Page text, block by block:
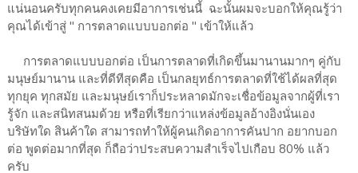
แน่นอนครับทุกคนคงเคยมีอาการเช่นนี้ ฉะนั้นผมจะบอกให้คุณรู้ว่า
คุณได้เข้าสู่ " การตลาดแบบบอกต่อ " เข้าให้แล้ว
การตลาดแบบบอกต่อ เป็นการตลาดที่เกิดขึ้นมานานมากๆ คู่กับ
มนุษย์มานาน และที่ดีทีสุดคือ เป็นกลยุทธ์การตลาดที่ใช้ได้ผลที่สุด
ทุกยุค ทุกสมัย และมนุษย์เราก็ประหลาดมักจะเชื่อข้อมูลจากผู้ที่เรา
รู้จัก และสนิทสนมด้วย หรือที่เรียกว่าแหล่งข้อมูลอ้างอิงนั่นเอง
บริษัทใด สินค้าใด สามารถทำให้ผู้คนเกิดอาการคันปาก อยากบอก
ต่อ พูดต่อมากที่สุด ก็ถือว่าประสบความสำเร็จไปเกือบ 80% แล้ว
ครับ